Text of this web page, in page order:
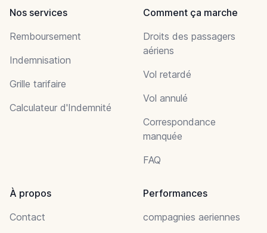
Nos services
Remboursement
Indemnisation
Grille tarifaire
Calculateur d'Indemnité
Comment ça marche
Droits des passagers
aériens
Vol retardé
Vol annulé
Correspondance
manquée
FAQ
À propos
Contact
Performances
compagnies aeriennes